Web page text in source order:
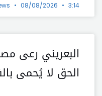
08/08/2026 3:14 م
البعريني رعى
الحق لا يُحمى